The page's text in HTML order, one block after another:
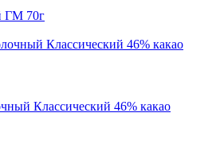
ГМ 70г
Классический 46% какао